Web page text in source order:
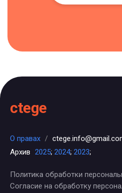
ctege
О правах /
Архив 2025; 2024; 2023;
Политика обработки
Согласие на обработку